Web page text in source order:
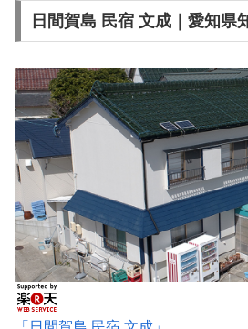
日間賀島 民宿 文成｜愛知県